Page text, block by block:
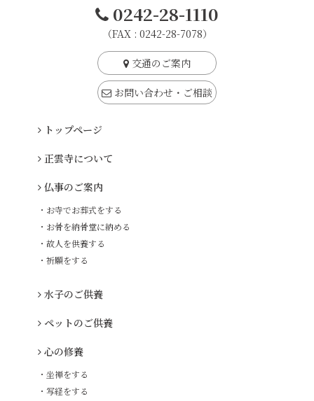
0242-28-1110
（FAX : 0242-28-7078）
交通のご案内
お問い合わせ・ご相談
トップページ
正雲寺について
仏事のご案内
・お寺でお葬式をする
・お骨を納骨堂に納める
・故人を供養する
・祈願をする
水子のご供養
ペットのご供養
心の修養
・坐禅をする
・写経をする